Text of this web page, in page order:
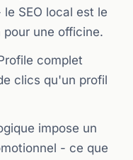
SEO local est le
une officine.
complet
clics qu'un profil
impose un
- ce que